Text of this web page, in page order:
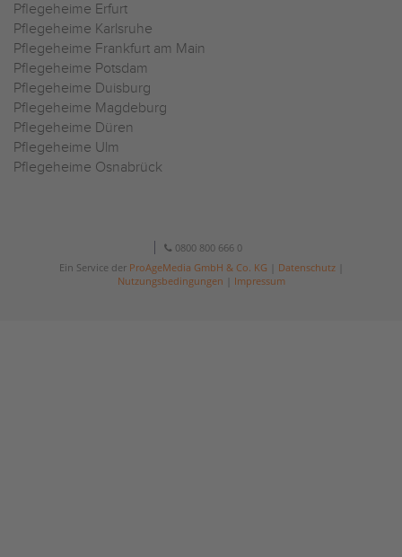
Pflegeheime Erfurt
Pflegeheime Karlsruhe
Pflegeheime Frankfurt am Main
Pflegeheime Potsdam
Pflegeheime Duisburg
Pflegeheime Magdeburg
Pflegeheime Düren
Pflegeheime Ulm
Pflegeheime Osnabrück
0800 800 666 0
Ein Service der ProAgeMedia GmbH & Co. KG Datenschutz|
Nutzungsbedingungen
Impressum